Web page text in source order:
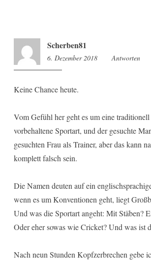
Scherben81
6. Dezember 2018 17:52
Antworten
Keine Chance heute.
Vom Gefühl her geht es um eine
vorbehaltene Sportart, und der gesuchte
gesuchten Frau als Trainer, aber das kann
komplett falsch sein.
Die Namen deuten auf ein
wenn es um Konventionen geht, liegt
Und was die Sportart angeht: Mit Stäben?
Oder eher sowas wie Cricket? Und was ist
Nach neun Stunden Kopfzerbrechen gebe